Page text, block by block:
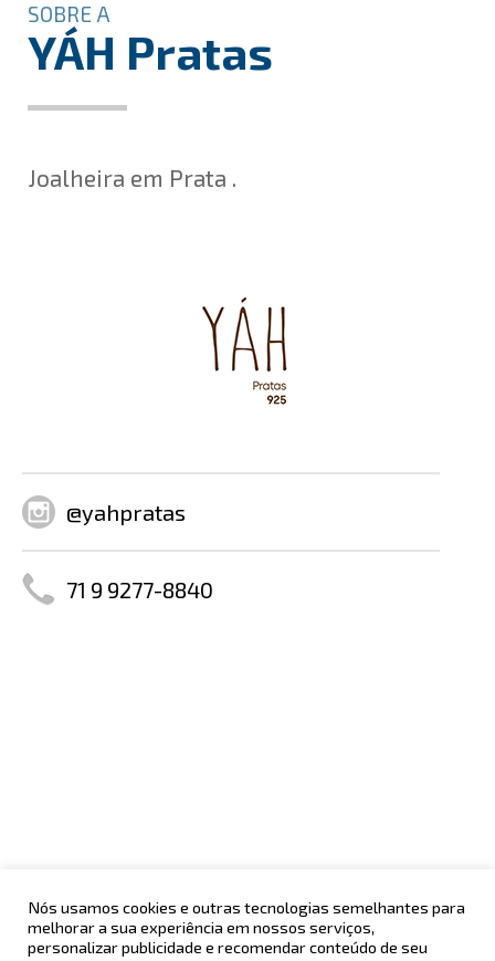
@yahpratas
71 9 9277-8840
SOBRE A
YÁH Pratas
Joalheira em Prata .
AV. CENTENÁRIO, 2992
CHAME CHAME - SALVADOR - BA
POLÍTICA DE PRIVACIDADE
MERCHANDISING
Nós usamos cookies e outras tecnologias semelhantes para
melhorar a sua experiência em nossos serviços,
personalizar publicidade e recomendar conteúdo de seu